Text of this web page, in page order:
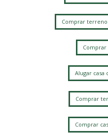
Comprar
Comprar
Alugar casa
Comprar
Comprar